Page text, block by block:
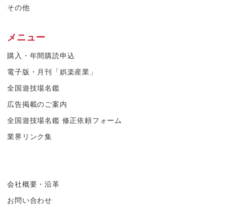
その他
メニュー
購入・年間購読申込
電子版・月刊「娯楽産業」
全国遊技場名鑑
広告掲載のご案内
全国遊技場名鑑 修正依頼フォーム
業界リンク集
会社概要・沿革
お問い合わせ